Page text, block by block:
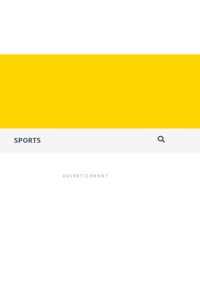
SPORTS
ADVERTISEMENT